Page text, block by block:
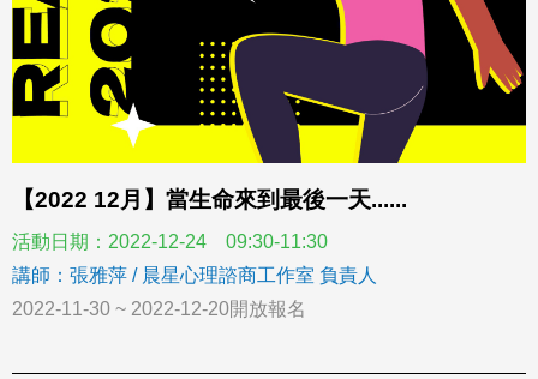
【2022 12月】當生命來到最後一天......
活動日期：2022-12-24 09:30-11:30
講師：張雅萍 / 晨星心理諮商工作室 負責人
2022-11-30 ~ 2022-12-20開放報名